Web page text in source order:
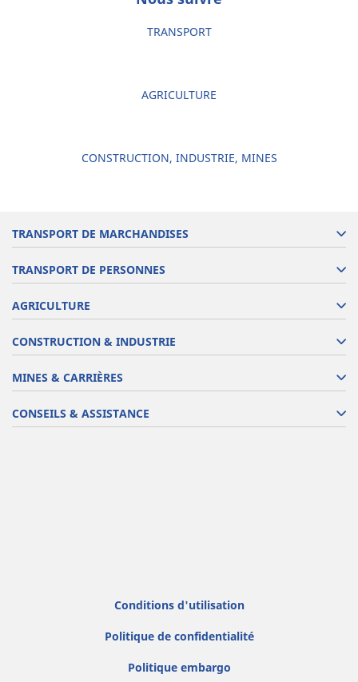
TRANSPORT
AGRICULTURE
CONSTRUCTION, INDUSTRIE, MINES
TRANSPORT DE MARCHANDISES
TRANSPORT DE PERSONNES
AGRICULTURE
CONSTRUCTION & INDUSTRIE
MINES & CARRIÈRES
CONSEILS & ASSISTANCE
Conditions d'utilisation
Politique de confidentialité
Politique embargo